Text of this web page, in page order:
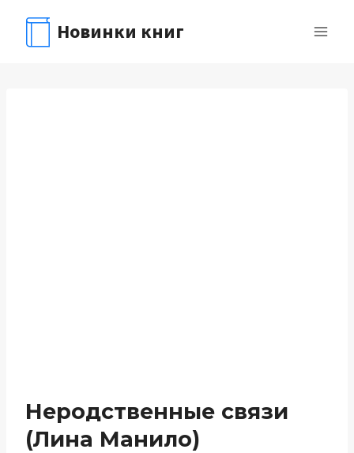
содержимому
Новинки книг
Неродственные связи
(Лина Манило)